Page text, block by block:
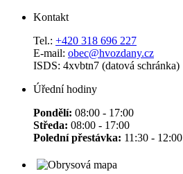
Kontakt
Tel.: +420 318 696 227
E-mail: obec@hvozdany.cz
ISDS: 4xvbtn7 (datová schránka)
Úřední hodiny
Pondělí: 08:00 - 17:00
Středa: 08:00 - 17:00
Polední přestávka: 11:30 - 12:00